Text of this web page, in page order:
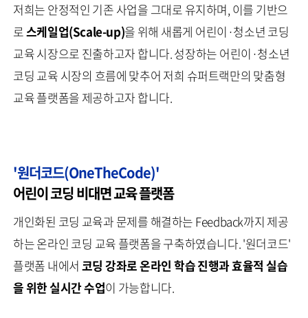
저희는 안정적인 기존 사업을 그대로 유지하며, 이를 기반으
로스케일업(Scale-up)을 위해 새롭게 어린이·청소년 코딩
교육 시장으로 진출하고자 합니다. 성장하는 어린이·청소년
코딩 교육 시장의 흐름에 맞추어 저희 슈퍼트랙만의 맞춤형
교육 플랫폼을 제공하고자 합니다.
'원더코드(OneTheCode)'
어린이 코딩 비대면 교육 플랫폼
개인화된 코딩 교육과 문제를 해결하는 Feedback까지 제공
하는 온라인 코딩 교육 플랫폼을 구축하였습니다. '원더코드'
플랫폼 내에서 코딩 강좌로 온라인 학습 진행과 효율적 실습
을 위한 실시간 수업이 가능합니다.